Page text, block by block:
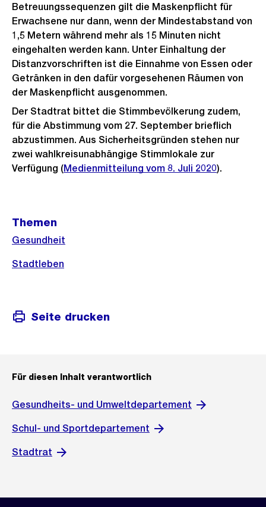
Betreuungssequenzen gilt die Maskenpflicht für
Erwachsene nur dann, wenn der Mindestabstand von
1,5 Metern während mehr als 15 Minuten nicht
eingehalten werden kann. Unter Einhaltung der
Distanzvorschriften ist die Einnahme von Essen oder
Getränken in den dafür vorgesehenen Räumen von
der Maskenpflicht ausgenommen.
Der Stadtrat bittet die Stimmbevölkerung zudem,
für die Abstimmung vom 27. September brieflich
abzustimmen. Aus Sicherheitsgründen stehen nur
zwei wahlkreisunabhängige Stimmlokale zur
Verfügung (Medienmitteilung vom 8. Juli 2020).
Informationen
Themen
Gesundheit
Stadtleben
Seite drucken
Für diesen Inhalt verantwortlich
Gesundheits- und Umweltdepartement
Schul- und Sportdepartement
Stadtrat